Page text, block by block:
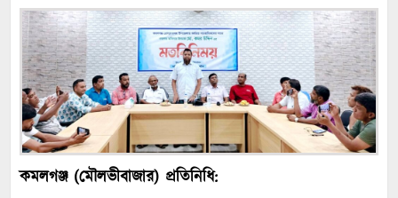
কমলগঞ্জ (মৌলভীবাজার) প্রতিনিধি: